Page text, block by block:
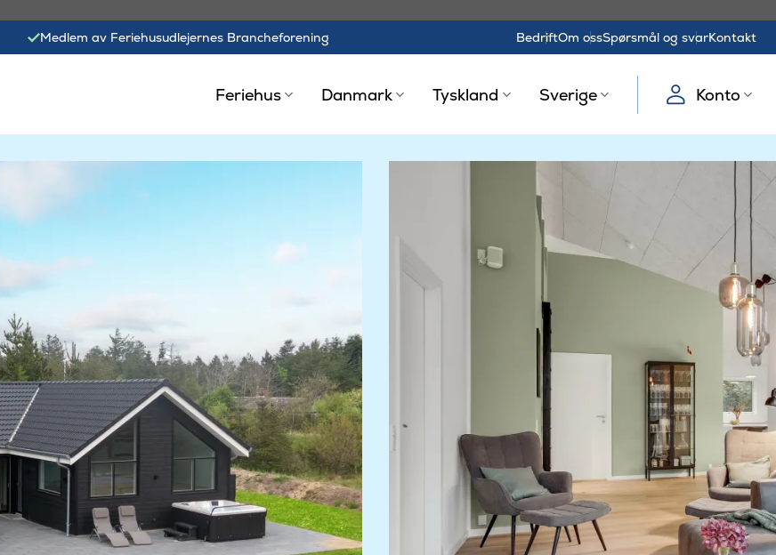
Medlem av Feriehusudlejernes Brancheforening BedriftOm ossSpørsmål og svarKontakt
Feriehus Danmark Tyskland Sverige Konto